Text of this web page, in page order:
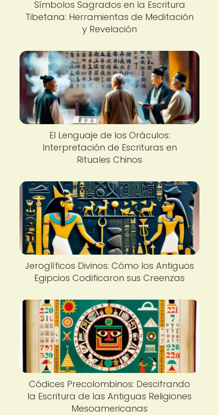
Símbolos Sagrados en la Escritura
Tibetana: Herramientas de Meditación
y Revelación
El Lenguaje de los Oráculos:
Interpretación de Escrituras en
Rituales Chinos
Jeroglíficos Divinos: Cómo los Antiguos
Egipcios Codificaron sus Creenzas
Códices Precolombinos: Descifrando
la Escritura de las Antiguas Religiones
Mesoamericanas